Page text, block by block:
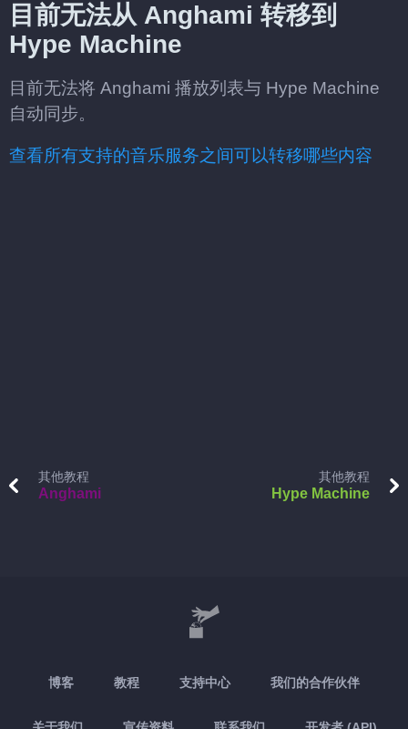
目前无法从 Anghami 转移到
Hype Machine
目前无法将 Anghami 播放列表与 Hype Machine
自动同步。
查看所有支持的音乐服务之间可以转移哪些内容
其他教程
Anghami
其他教程
Hype Machine
博客 教程 支持中心 我们的合作伙伴